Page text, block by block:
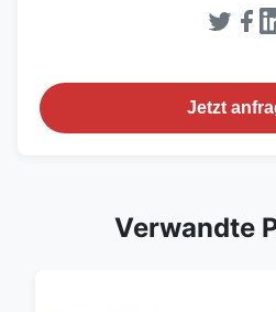
Jetzt
Verwandte